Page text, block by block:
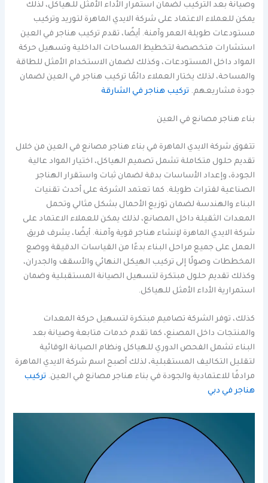
وصيانة بعد التركيب لضمان استمرار الأداء الأمثل للهياكل، لذلك
يمكن للعملاء الاعتماد على شركة الايدي الماهرة لتوريد وتركيب
مستودعات طويلة العمر وآمنة. أيضًا، تقدم تركيب هناجر في العين
استشارات متخصصة لتخطيط المساحات الداخلية وتسهيل حركة
المواد داخل المستودعات، وكذلك لضمان الاستخدام الأمثل للطاقة
والمساحة، لذلك يختار العملاء دائمًا تركيب هناجر في العين لضمان
جودة مشاريعهم. تركيب هناجر في الشارقة
بناء هناجر مصانع في العين
تتفوق شركة الايدي الماهرة في بناء هناجر مصانع في العين من خلال
تقديم حلول متكاملة تشمل تصميم الهياكل، اختيار المواد عالية
الجودة، وإعداد الأساسات بدقة لضمان ثبات واستقرار الهناجر
الصناعية لفترات طويلة. كما تعتمد الشركة على أحدث تقنيات
البناء والهندسة لضمان توزيع الأحمال بشكل مثالي وتحمل
المعدات الثقيلة داخل المصانع، لذلك يمكن للعملاء الاعتماد على
شركة الايدي الماهرة لإنشاء هناجر قوية وآمنة. أيضًا، يشرف فريق
العمل على جميع مراحل البناء بدءًا من القياسات الدقيقة ووضع
المخططات وصولًا إلى تركيب الهيكل النهائي والأسقف والجدران،
وكذلك تقديم حلول مبتكرة لتسهيل الصيانة المستقبلية وضمان
استمرارية الأداء الأمثل للهياكل.
كذلك، توفر الشركة تصاميم مبتكرة لتسهيل حركة المعدات
والمنتجات داخل المصنع، كما تقدم خدمات متابعة وصيانة بعد
البناء تشمل الفحص الدوري للهياكل ونظام الصيانة الوقائية
لتقليل التكاليف المستقبلية، لذلك أصبح اسم شركة الايدي الماهرة
مرادفًا للاعتمادية والجودة في بناء هناجر مصانع في العين. تركيب
هناجر في دبي